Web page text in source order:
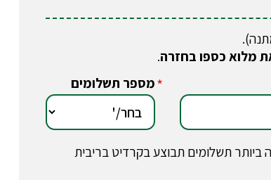
מלוא כספו בחזרה.
*מספר תשלומים
ביותר תשלומים תבוצע בקרדיט בריבית